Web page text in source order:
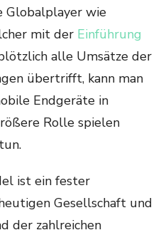
Globalplayer wie
mit der Einführung
alle Umsätze der
übertrifft, kann man
Endgeräte in
Rolle spielen
ist ein fester
Gesellschaft und
der zahlreichen